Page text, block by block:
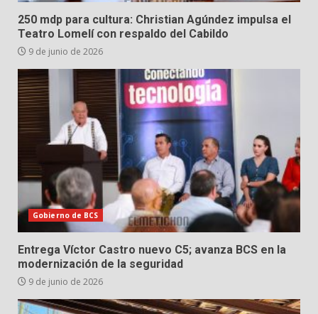
250 mdp para cultura: Christian Agúndez impulsa el
Teatro Lomelí con respaldo del Cabildo
9 de junio de 2026
Gobierno de BCS
Entrega Víctor Castro nuevo C5; avanza BCS en la
modernización de la seguridad
9 de junio de 2026